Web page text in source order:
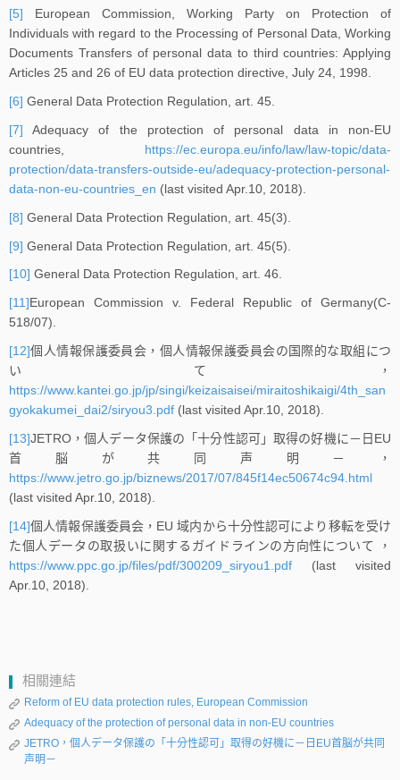
[5] European Commission, Working Party on Protection of
Individuals with regard to the Processing of Personal Data, Working
Documents Transfers of personal data to third countries: Applying
Articles 25 and 26 of EU data protection directive, July 24, 1998.
[6] General Data Protection Regulation, art. 45.
[7] Adequacy of the protection of personal data in non-EU
countries, https://ec.europa.eu/info/law/law-topic/data-
protection/data-transfers-outside-eu/adequacy-protection-personal-
data-non-eu-countries_en (last visited Apr.10, 2018).
[8] General Data Protection Regulation, art. 45(3).
[9] General Data Protection Regulation, art. 45(5).
[10] General Data Protection Regulation, art. 46.
[11]European Commission v. Federal Republic of Germany(C-
518/07).
[12]個人情報保護委員会，個人情報保護委員会の国際的な取組につ
いて，
https://www.kantei.go.jp/jp/singi/keizaisaisei/miraitoshikaigi/4th_san
gyokakumei_dai2/siryou3.pdf (last visited Apr.10, 2018).
[13]JETRO，個人データ保護の「十分性認可」取得の好機に－日EU
首脳が共同声明－，
https://www.jetro.go.jp/biznews/2017/07/845f14ec50674c94.html
(last visited Apr.10, 2018).
[14]個人情報保護委員会，EU 域内から十分性認可により移転を受け
た個人データの取扱いに関するガイドラインの方向性について ，
https://www.ppc.go.jp/files/pdf/300209_siryou1.pdf (last visited
Apr.10, 2018).
相關連結
Reform of EU data protection rules, European Commission
Adequacy of the protection of personal data in non-EU countries
JETRO，個人データ保護の「十分性認可」取得の好機に－日EU首脳が共同
声明－